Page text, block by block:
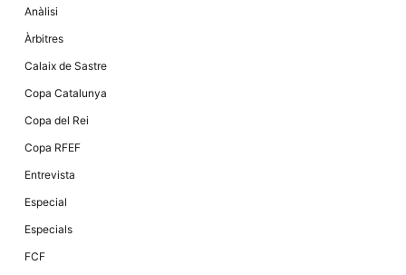
Anàlisi
Àrbitres
Calaix de Sastre
Copa Catalunya
Copa del Rei
Copa RFEF
Entrevista
Especial
Especials
FCF